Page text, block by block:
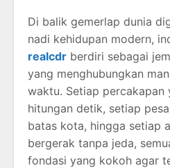
Di balik gemerlap dunia
nadi kehidupan modern,
realcdr berdiri sebagai
yang menghubungkan
waktu. Setiap percakapan
hitungan detik, setiap
batas kota, hingga setiap
bergerak tanpa jeda,
fondasi yang kokoh agar